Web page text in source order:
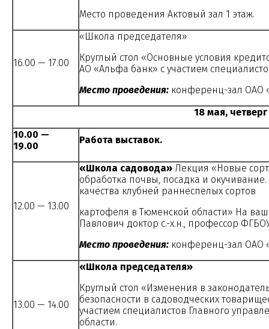
Место проведения Актовый зал 1 этаж.
16.00 — 17.00
«Школа председателя»
Круглый стол «Основные условия
АО «Альфа банк» с участием
Место проведения: конференц-зал ОАО
18 мая, четверг
10.00 —
19.00
Работа выставок.
12.00 — 13.00
«Школа садовода» Лекция «Новые
обработка почвы, посадка и
качества клубней раннеспелых сортов
картофеля в Тюменской области» На
Павлович доктор с.-х.н., профессор
Место проведения: конференц-зал ОАО
13.00 — 14.00
«Школа председателя»
Круглый стол «Изменения в
безопасности в садоводческих
участием специалистов Главного
области.